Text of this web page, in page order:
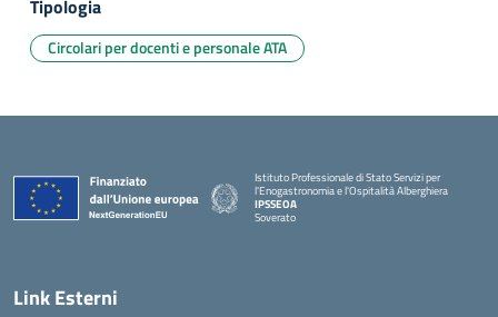
Tipologia
Circolari per docenti e personale ATA
Istituto Professionale di Stato Servizi per
l'Enogastronomia e l'Ospitalità Alberghiera
IPSSEOA
Soverato
Link Esterni